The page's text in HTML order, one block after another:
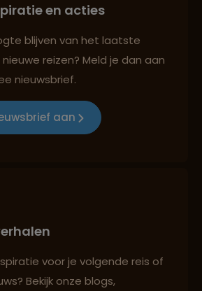
mét indivuele vrijheid
reisroutes
en acties
blijven van het laatste
reizen? Meld je dan aan
nieuwsbrief.
aan
voor je volgende reis of
Bekijk onze blogs,